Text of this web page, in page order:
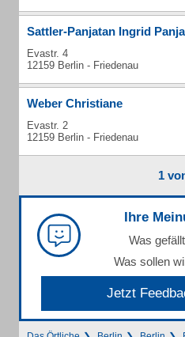
Sattler-Panjatan Ingrid
Evastr. 4
12159 Berlin - Friedenau
Weber Christiane
Evastr. 2
12159 Berlin - Friedenau
1
Ihre
Was
Was sollen
Jetzt